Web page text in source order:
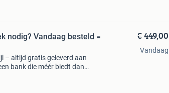
nodig? Vandaag besteld =
– altijd gratis geleverd aan
bank die méér biedt dan
€ 449,00
Vandaag